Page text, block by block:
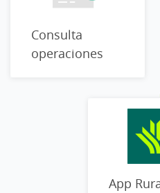
Consulta
operaciones
App